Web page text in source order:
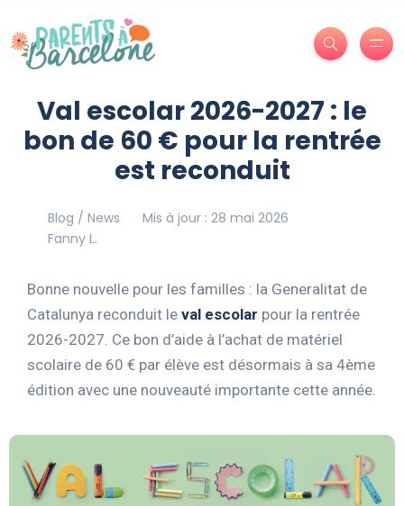
Val escolar 2026-2027 : le
bon de 60 € pour la rentrée
est reconduit
Blog / News
Mis à jour : 28 mai 2026
Fanny L.
Bonne nouvelle pour les familles : la Generalitat de
Catalunya reconduit le val escolar pour la rentrée
2026-2027. Ce bon d’aide à l’achat de matériel
scolaire de 60 € par élève est désormais à sa 4ème
édition avec une nouveauté importante cette année.